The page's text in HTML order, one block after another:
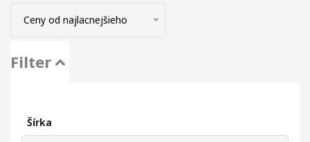
Filter
Ceny od najlacnejšieho
Šírka